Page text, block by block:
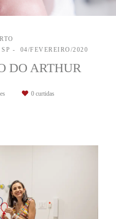
04/FEVEREIRO/2020
DO ARTHUR
0 curtidas